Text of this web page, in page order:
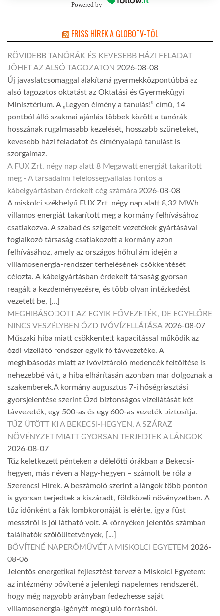
Powered by
FRISS HÍREK A GLOBOTV-TŐL
RÖVIDEBB TANÓRÁK ÉS KEVESEBB HÁZI FELADAT
JÖHET AZ ALSÓ TAGOZATON 2026-08-08
Új javaslatcsomaggal alakítaná gyermekközpontúbbá az
alsó tagozatos oktatást az Oktatási és Gyermekügyi
Minisztérium. A „Legyen élmény a tanulás!” című, 14
pontból álló szakmai ajánlás többek között a tanórák
hosszának rugalmasabb kezelését, hosszabb szüneteket,
kevesebb házi feladatot és élményalapú tanulást is
szorgalmaz.
A FUX Zrt. négy nap alatt 8 Megawatt energiát takarított
meg - A társadalmi felelősségvállalás fontos a
kábelgyártásban érdekelt cég számára 2026-08-08
A miskolci székhelyű FUX Zrt. négy nap alatt 8,32 MWh
villamos energiát takarított meg a kormány felhívásához
csatlakozva. A szabad és szigetelt vezetékek gyártásával
foglalkozó társaság csatlakozott a kormány azon
felhívásához, amely az országos hőhullám idején a
villamosenergia-rendszer terhelésének csökkentését
célozta. A kábelgyártásban érdekelt társaság gyorsan
reagált a kezdeményezésre, és több olyan intézkedést
vezetett be, […]
MEGHIBÁSODOTT AZ EGYIK FŐVEZETÉK, DE EGYELŐRE
NINCS VESZÉLYBEN ÓZD IVÓVÍZELLÁTÁSA 2026-08-07
Műszaki hiba miatt csökkentett kapacitással működik az
ózdi vízellátó rendszer egyik fő távvezetéke. A
meghibásodás miatt az ivóvíztároló medencék feltöltése is
nehezebbé vált, a hiba elhárításán azonban már dolgoznak a
szakemberek.A kormány augusztus 7-i hőségriasztási
gyorsjelentése szerint Ózd biztonságos vízellátását két
távvezeték, egy 500-as és egy 600-as vezeték biztosítja.
TŰZ ÜTÖTT KI A BEKECSI-HEGYEN, A SZÁRAZ
NÖVÉNYZET MIATT GYORSAN TERJEDTEK A LÁNGOK
2026-08-07
Tűz keletkezett pénteken a délelőtti órákban a Bekecsi-
hegyen, más néven a Nagy-hegyen – számolt be róla a
Szerencsi Hírek. A beszámoló szerint a lángok több ponton
is gyorsan terjedtek a kiszáradt, földközeli növényzetben. A
tűz időnként a fák lombkoronáját is elérte, így a füst
messziről is jól látható volt. A környéken jelentős számban
találhatók szőlőültetvények, […]
BŐVÍTENÉ NAPERŐMŰVÉT A MISKOLCI EGYETEM 2026-
08-06
Jelentős energetikai fejlesztést tervez a Miskolci Egyetem:
az intézmény bővítené a jelenlegi napelemes rendszerét,
hogy még nagyobb arányban fedezhesse saját
villamosenergia-igényét megújuló forrásból.